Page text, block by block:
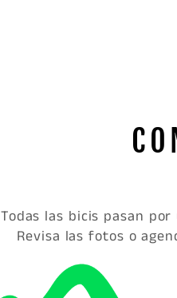
Todas las bicis pasan
Revisa las fotos o